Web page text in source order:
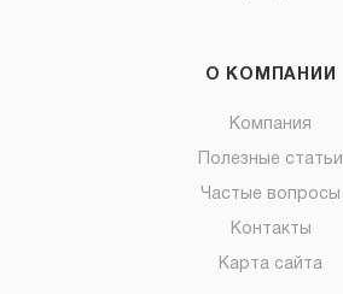
О КОМПАНИИ
Компания
Полезные статьи
Частые вопросы
Контакты
Карта сайта